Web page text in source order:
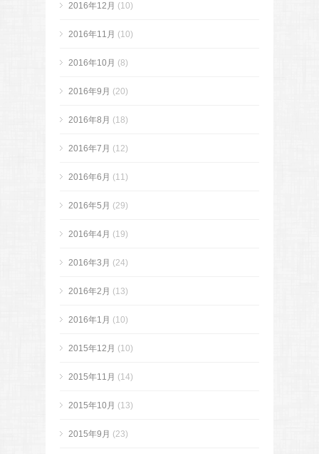
2016年12月 (10)
2016年11月 (10)
2016年10月 (8)
2016年9月 (20)
2016年8月 (18)
2016年7月 (12)
2016年6月 (11)
2016年5月 (29)
2016年4月 (19)
2016年3月 (24)
2016年2月 (13)
2016年1月 (10)
2015年12月 (10)
2015年11月 (14)
2015年10月 (13)
2015年9月 (23)